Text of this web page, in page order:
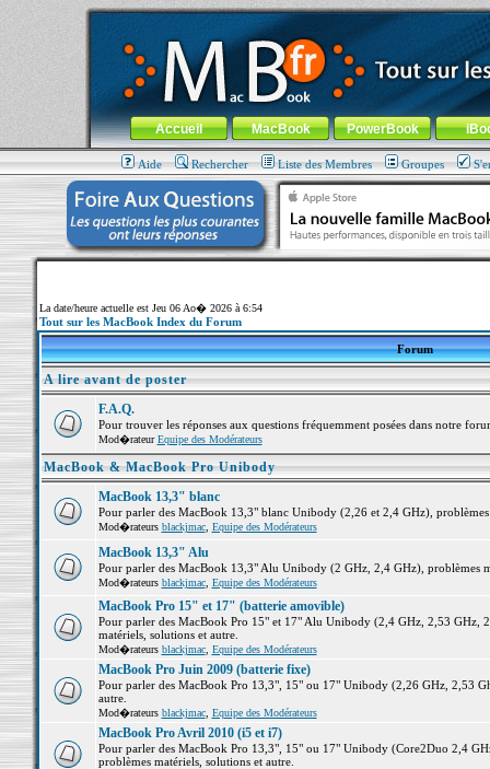
MacBook-fr.com : 100% Apple... 100% nomade !
Aller au contenu-Aller au menu général-Aller au menu de
Menu général
Accueil MacBook PowerBook
Aide Rechercher Liste des Membres Groupes
La date/heure actuelle est Jeu 06 Ao� 2026 à 6:54
Tout sur les MacBook Index du Forum
Forum
A lire avant de poster
F.A.Q.
Pour trouver les réponses aux questions fréquemment posées dans notre
Mod�rateurEquipe des Modérateurs
MacBook & MacBook Pro Unibody
MacBook 13,3" blanc
Pour parler des MacBook 13,3" blanc Unibody (2,26 et 2,4 GHz),
Mod�rateurs blackjmac, Equipe des Modérateurs
MacBook 13,3" Alu
Pour parler des MacBook 13,3" Alu Unibody (2 GHz, 2,4 GHz), problèmes
Mod�rateurs blackjmac, Equipe des Modérateurs
MacBook Pro 15" et 17" (batterie amovible)
Pour parler des MacBook Pro 15" et 17" Alu Unibody (2,4 GHz, 2,53 GHz,
matériels, solutions et autre.
Mod�rateurs blackjmac, Equipe des Modérateurs
MacBook Pro Juin 2009 (batterie fixe)
Pour parler des MacBook Pro 13,3", 15" ou 17" Unibody (2,26 GHz, 2,53
autre.
Mod�rateurs blackjmac, Equipe des Modérateurs
MacBook Pro Avril 2010 (i5 et i7)
Pour parler des MacBook Pro 13,3", 15" ou 17" Unibody (Core2Duo 2,4
problèmes matériels, solutions et autre.